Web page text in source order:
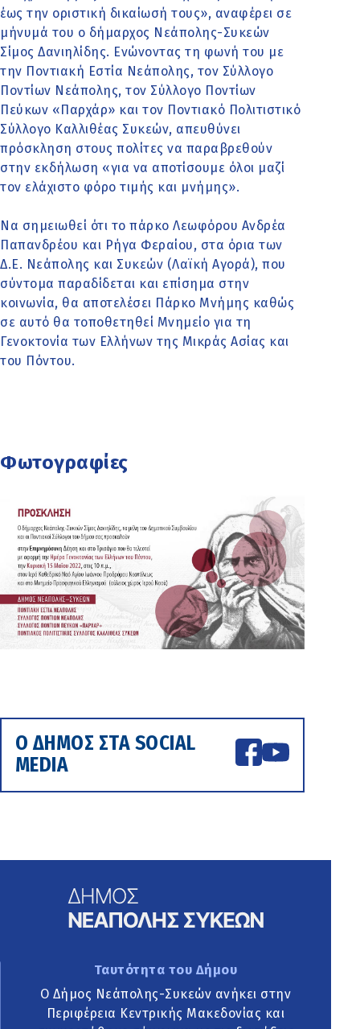
έως την οριστική δικαίωσή τους», αναφέρει σε
μήνυμά του ο δήμαρχος Νεάπολης-Συκεών
Σίμος Δανιηλίδης. Ενώνοντας τη φωνή του με
την Ποντιακή Εστία Νεάπολης, τον Σύλλογο
Ποντίων Νεάπολης, τον Σύλλογο Ποντίων
Πεύκων «Παρχάρ» και τον Ποντιακό Πολιτιστικό
Σύλλογο Καλλιθέας Συκεών, απευθύνει
πρόσκληση στους πολίτες να παραβρεθούν
στην εκδήλωση «για να αποτίσουμε όλοι μαζί
τον ελάχιστο φόρο τιμής και μνήμης».
Να σημειωθεί ότι το πάρκο Λεωφόρου Ανδρέα
Παπανδρέου και Ρήγα Φεραίου, στα όρια των
Δ.Ε. Νεάπολης και Συκεών (Λαϊκή Αγορά), που
σύντομα παραδίδεται και επίσημα στην
κοινωνία, θα αποτελέσει Πάρκο Μνήμης καθώς
σε αυτό θα τοποθετηθεί Μνημείο για τη
Γενοκτονία των Ελλήνων της Μικράς Ασίας και
του Πόντου.
Φωτογραφίες
Ο ΔΗΜΟΣ ΣΤΑ SOCIAL
MEDIA
Ταυτότητα του Δήμου
Ο Δήμος Νεάπολης-Συκεών ανήκει στην
Περιφέρεια Κεντρικής Μακεδονίας και